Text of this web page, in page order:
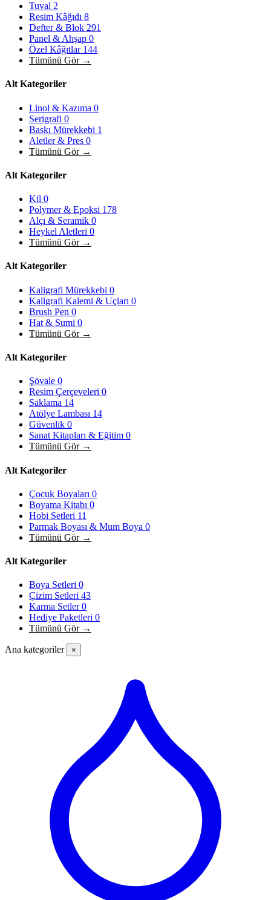
Tuval 2
Resim Kâğıdı 8
Defter & Blok 291
Panel & Ahşap 0
Özel Kâğıtlar 144
Tümünü Gör →
Alt Kategoriler
Linol & Kazıma 0
Serigrafi 0
Baskı Mürekkebi 1
Aletler & Pres 0
Tümünü Gör →
Alt Kategoriler
Kil 0
Polymer & Epoksi 178
Alçı & Seramik 0
Heykel Aletleri 0
Tümünü Gör →
Alt Kategoriler
Kaligrafi Mürekkebi 0
Kaligrafi Kalemi & Uçları 0
Brush Pen 0
Hat & Sumi 0
Tümünü Gör →
Alt Kategoriler
Şövale 0
Resim Çerçeveleri 0
Saklama 14
Atölye Lambası 14
Güvenlik 0
Sanat Kitapları & Eğitim 0
Tümünü Gör →
Alt Kategoriler
Çocuk Boyaları 0
Boyama Kitabı 0
Hobi Setleri 11
Parmak Boyası & Mum Boya 0
Tümünü Gör →
Alt Kategoriler
Boya Setleri 0
Çizim Setleri 43
Karma Setler0
Hediye Paketleri 0
Tümünü Gör →
Ana kategoriler ×